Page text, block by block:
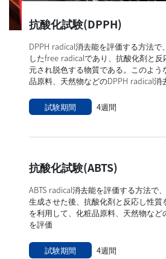
抗酸化試験(DPPH)
DPPH radical消去能を評価する方法で
したfree radicalであり、抗酸化剤と
元され脱色する物質である。このよ
品原料、天然物などのDPPH radical消
試験期間 4週間
抗酸化試験(ABTS)
ABTS radical消去能を評価する方法で
生成させた後、抗酸化剤と反応し性質
を利用して、化粧品原料、天然物など
を評価
試験期間 4週間